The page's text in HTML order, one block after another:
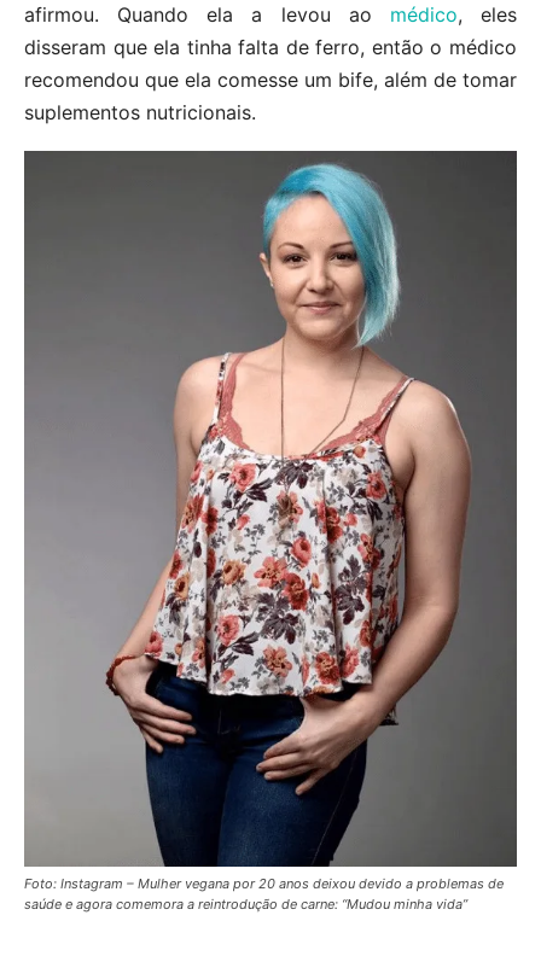
afirmou. Quando ela a levou ao médico, eles
disseram que ela tinha falta de ferro, então o médico
recomendou que ela comesse um bife, além de tomar
suplementos nutricionais.
Foto: Instagram – Mulher vegana por 20 anos deixou devido a problemas de
saúde e agora comemora a reintrodução de carne: “Mudou minha vida”